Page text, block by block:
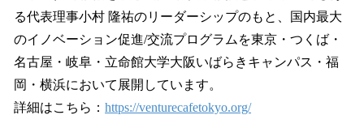
る代表理事小村 隆祐のリーダーシップのもと、国内最大
のイノベーション促進/交流プログラムを東京・つくば・
名古屋・岐阜・立命館大学大阪いばらきキャンパス・福
岡・横浜において展開しています。
詳細はこちら： https://venturecafetokyo.org/